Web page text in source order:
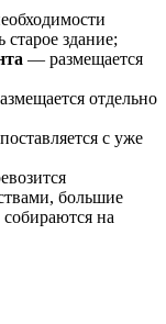
старое здание;
— размещается
отдельно
с уже
большие
на